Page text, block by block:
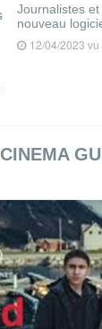
Journalistes
nouveau
12/04/2023
CINEMA